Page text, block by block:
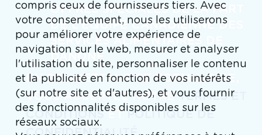
OFFRES SPÉCIALES DE LA PART
DE L'ÉQUIPE CANADIENNE DES
SERVICES ALIMENTAIRES DE
DANONE
EN SOUMETTANT CE FORMULAIRE,
VOUS ACCEPTEZ NOTRETERMES ET
CONDITIONSETPOLITIQUE DE
CONFIDENTIALITÉ
compris ceux de fournisseurs tiers. Avec
votre consentement, nous les utiliserons
pour améliorer votre expérience de
navigation sur le web, mesurer et analyser
l'utilisation du site, personnaliser le contenu
et la publicité en fonction de vos intérêts
(sur notre site et d'autres), et vous fournir
des fonctionnalités disponibles sur les
réseaux sociaux.